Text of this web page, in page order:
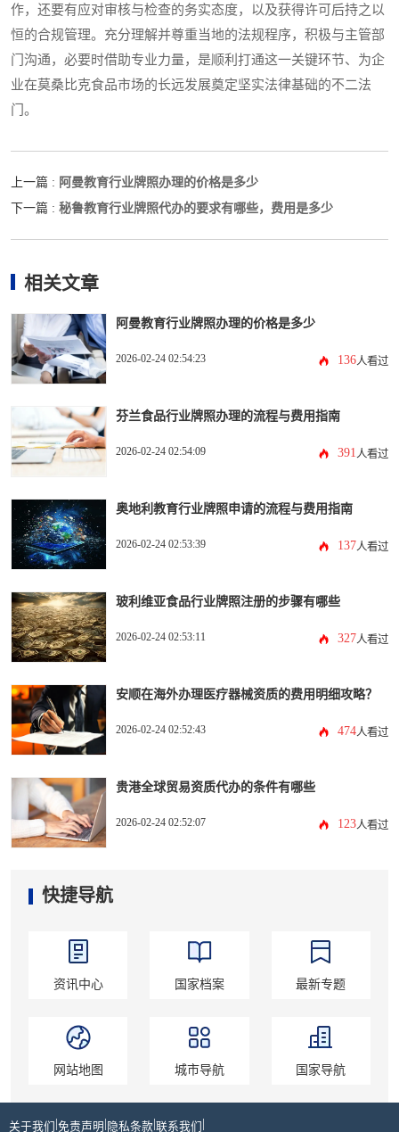
作，还要有应对审核与检查的务实态度，以及获得许可后持之以
恒的合规管理。充分理解并尊重当地的法规程序，积极与主管部
门沟通，必要时借助专业力量，是顺利打通这一关键环节、为企
业在莫桑比克食品市场的长远发展奠定坚实法律基础的不二法
门。
上一篇 : 阿曼教育行业牌照办理的价格是多少
下一篇 : 秘鲁教育行业牌照代办的要求有哪些，费用是多少
相关文章
阿曼教育行业牌照办理的价格是多少
2026-02-24 02:54:23 136人看过
芬兰食品行业牌照办理的流程与费用指南
2026-02-24 02:54:09 391人看过
奥地利教育行业牌照申请的流程与费用指南
2026-02-24 02:53:39 137人看过
玻利维亚食品行业牌照注册的步骤有哪些
2026-02-24 02:53:11 327人看过
安顺在海外办理医疗器械资质的费用明细攻略？
2026-02-24 02:52:43 474人看过
贵港全球贸易资质代办的条件有哪些
2026-02-24 02:52:07 123人看过
快捷导航
资讯中心 国家档案 最新专题
网站地图 城市导航 国家导航
关于我们 免责声明 隐私条款 联系我们